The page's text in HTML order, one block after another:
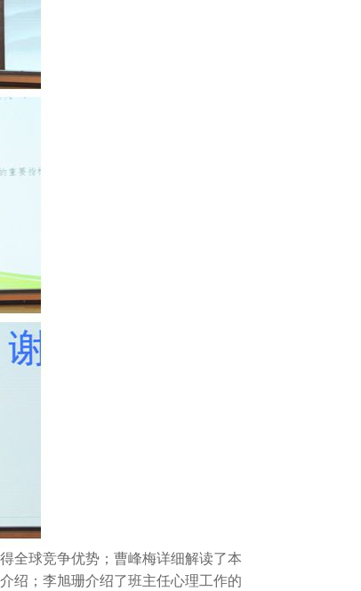
全球竞争优势；曹峰梅详细解读了本
绍；李旭珊介绍了班主任心理工作的